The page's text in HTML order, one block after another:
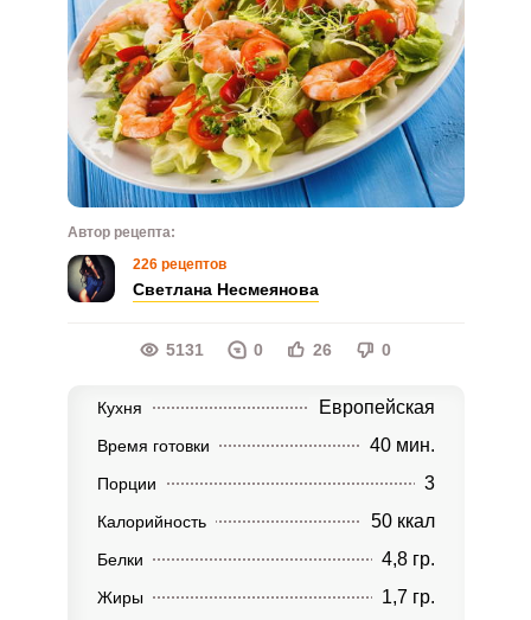
Автор рецепта:
226 рецептов
Светлана Несмеянова
5131 0 26 0
Кухня Европейская
Время готовки 40 мин.
Порции 3
Калорийность 50 ккал
Белки 4,8 гр.
Жиры 1,7 гр.